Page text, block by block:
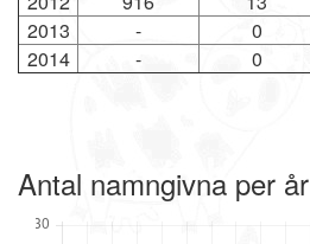
2013
-
0
2014
- 0
Antal namngivna per år